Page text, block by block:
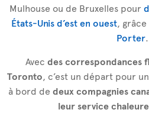
Mulhouse ou de Bruxelles pour
États-Unis d’est en ouest, grâce
Porter.
Avec des correspondances
Toronto, c’est un départ pour
à bord de deux compagnies
leur service